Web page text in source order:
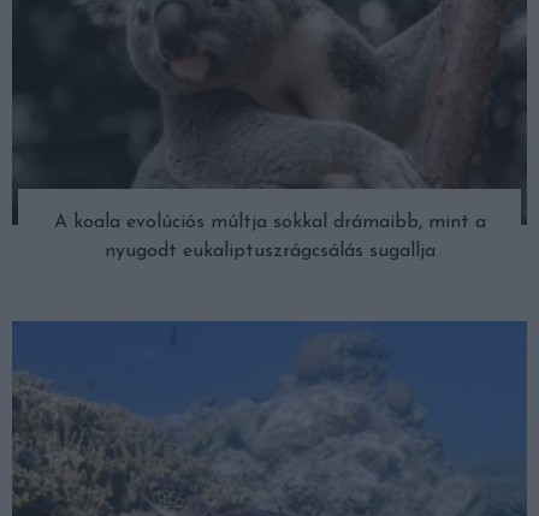
A koala evolúciós múltja sokkal drámaibb, mint a
nyugodt eukaliptuszrágcsálás sugallja